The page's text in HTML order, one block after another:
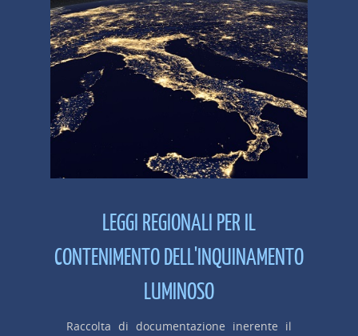
LEGGI REGIONALI PER IL
CONTENIMENTO DELL'INQUINAMENTO
LUMINOSO
Raccolta di documentazione inerente il